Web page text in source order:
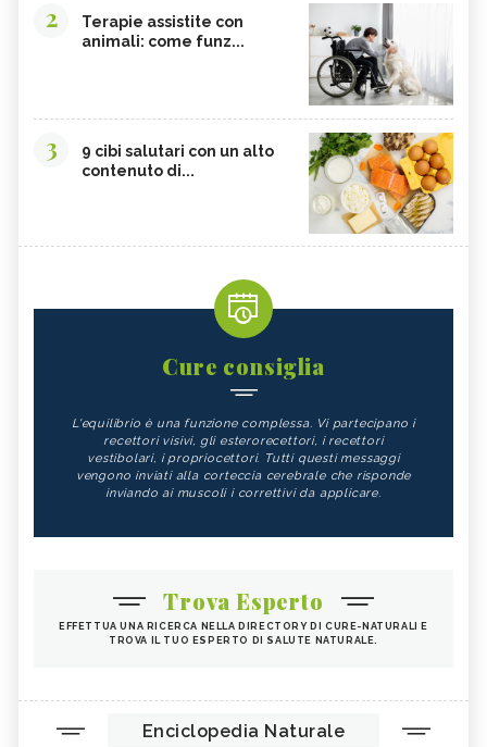
2
Terapie assistite con
animali: come funz...
3
9 cibi salutari con un alto
contenuto di...
Cure consiglia
L'equilibrio è una funzione complessa. Vi partecipano i
recettori visivi, gli esterorecettori, i recettori
vestibolari, i propriocettori. Tutti questi messaggi
vengono inviati alla corteccia cerebrale che risponde
inviando ai muscoli i correttivi da applicare.
Trova Esperto
EFFETTUA UNA RICERCA NELLA DIRECTORY DI CURE-NATURALI E
TROVA IL TUO ESPERTO DI SALUTE NATURALE.
Enciclopedia Naturale